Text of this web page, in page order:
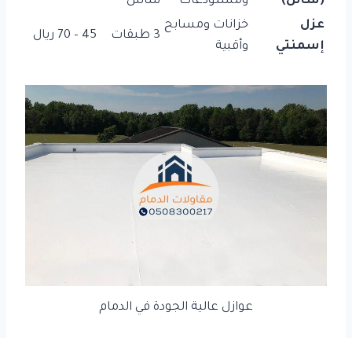
عزل
إسمنتي
خزانات ومسابح
وأقبية
3 طبقات 45 – 70 ريال
عوازل عالية الجودة في الدمام